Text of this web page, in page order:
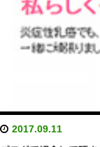
2017.09.11